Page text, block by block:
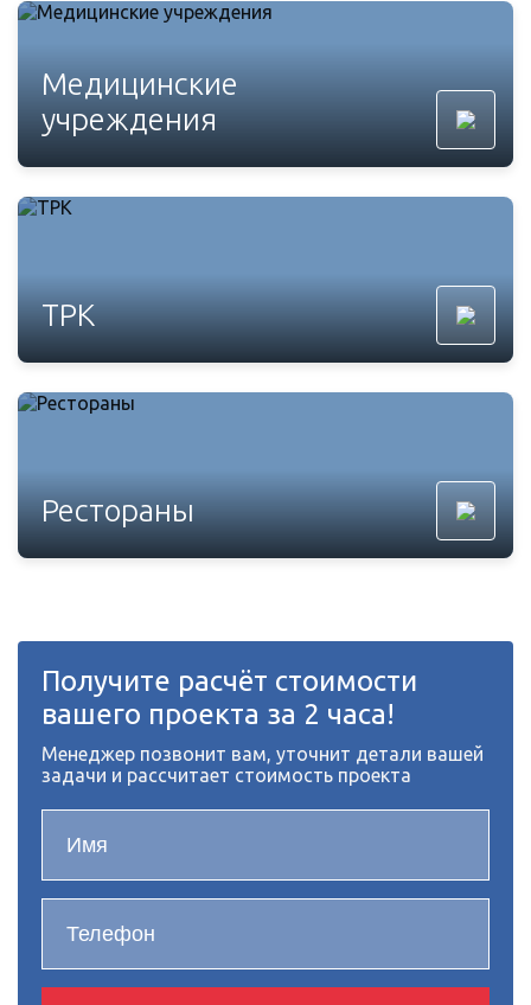
Медицинские
учреждения
ТРК
Рестораны
Получите расчёт стоимости
вашего проекта за 2 часа!
Менеджер позвонит вам, уточнит детали вашей
задачи и рассчитает стоимость проекта